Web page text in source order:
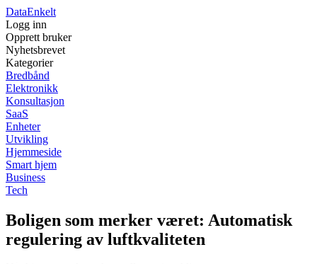
DataEnkelt
Logg inn
Opprett bruker
Nyhetsbrevet
Kategorier
Bredbånd
Elektronikk
Konsultasjon
SaaS
Enheter
Utvikling
Hjemmeside
Smart hjem
Business
Tech
Boligen som merker været: Automatisk
regulering av luftkvaliteten